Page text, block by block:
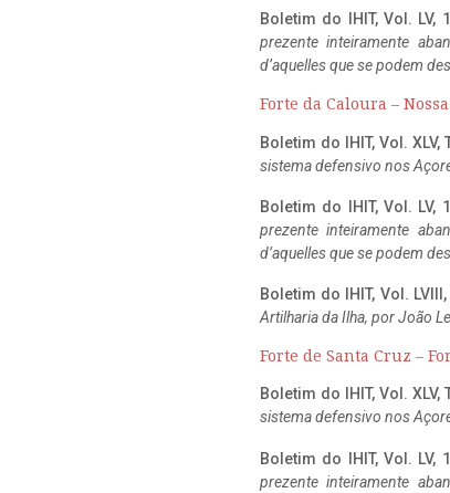
Boletim do IHIT, Vol. LV,
prezente inteiramente
d’aquelles que se podem
Forte da Caloura –
Boletim do IHIT, Vol. XLV,
sistema defensivo nos
Boletim do IHIT, Vol. LV,
prezente inteiramente
d’aquelles que se podem
Boletim do IHIT, Vol.
Artilharia da Ilha, por João
Forte de Santa Cruz –
Boletim do IHIT, Vol. XLV,
sistema defensivo nos
Boletim do IHIT, Vol. LV,
prezente inteiramente